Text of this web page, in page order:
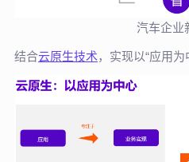
汽车企业
结合云原生技术，实现以“应用为